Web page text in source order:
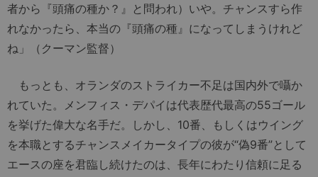
者から『頭痛の種か？』と問われ）いや。チャンスすら作
れなかったら、本当の『頭痛の種』になってしまうけれど
ね」（クーマン監督）
もっとも、オランダのストライカー不足は国内外で囁か
れていた。メンフィス・デパイは代表歴代最高の55ゴール
を挙げた偉大な名手だ。しかし、10番、もしくはウイング
を本職とするチャンスメイカータイプの彼が“偽9番”として
エースの座を君臨し続けたのは、長年にわたり信頼に足る